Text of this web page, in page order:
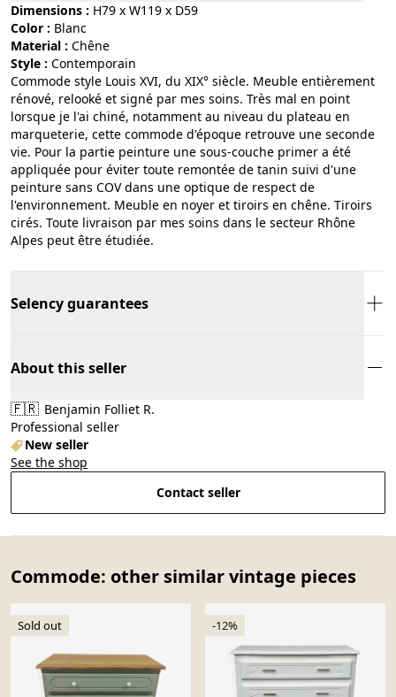
Dimensions : H79 x W119 x D59
Color :
blanc
Material :
chêne
Style :
contemporain
Commode style Louis XVI, du XIX° siècle. Meuble entièrement
rénové, relooké et signé par mes soins. Très mal en point
lorsque je l'ai chiné, notamment au niveau du plateau en
marqueterie, cette commode d'époque retrouve une seconde
vie. Pour la partie peinture une sous-couche primer a été
appliquée pour éviter toute remontée de tanin suivi d'une
peinture sans COV dans une optique de respect de
l'environnement. Meuble en noyer et tiroirs en chêne. Tiroirs
cirés. Toute livraison par mes soins dans le secteur Rhône
Alpes peut être étudiée.
Selency guarantees
About this seller
🇫🇷 Benjamin Folliet R.
Professional seller
New seller
See the shop
Contact seller
Commode: other similar vintage pieces
Sold out -12%